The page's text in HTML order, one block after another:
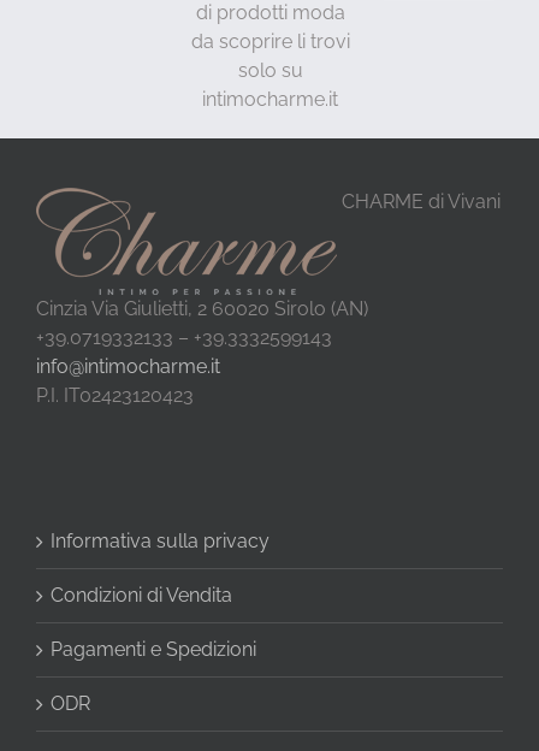
di prodotti moda
da scoprire li trovi
solo su
intimocharme.it
CHARME di Vivani
Cinzia Via Giulietti, 2 60020 Sirolo (AN)
+39.0719332133 – +39.3332599143
info@intimocharme.it
P.I. IT02423120423
Informativa sulla privacy
Condizioni di Vendita
Pagamenti e Spedizioni
ODR